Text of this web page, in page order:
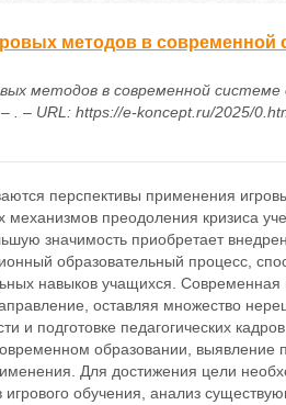
методов в современной
методов в современной
. – URL: https://e-koncept.ru/2025/
перспективы применения
механизмов преодоления кризиса
значимость приобретает
образовательный процесс,
навыков учащихся. Современная
оставляя множество
и подготовке педагогических
образовании, выявление
Для достижения цели
игрового обучения, анализ